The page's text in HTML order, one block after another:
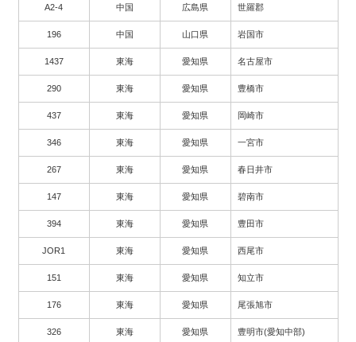
A2-4 中国 広島県 世羅郡
196 中国 山口県 岩国市
1437 東海 愛知県 名古屋市
290 東海 愛知県 豊橋市
437 東海 愛知県 岡崎市
346 東海 愛知県 一宮市
267 東海 愛知県 春日井市
147 東海 愛知県 碧南市
394 東海 愛知県 豊田市
JOR1 東海 愛知県 西尾市
151 東海 愛知県 知立市
176 東海 愛知県 尾張旭市
326 東海 愛知県 豊明市(愛知中部)